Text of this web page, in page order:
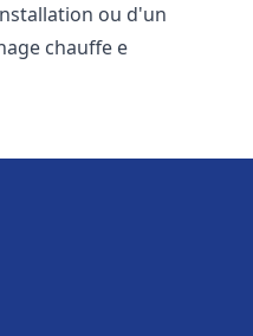
ou d'un
chauffe e